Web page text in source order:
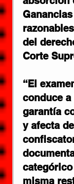
del
Corte
“El
conduce
garantía
y afecta
misma